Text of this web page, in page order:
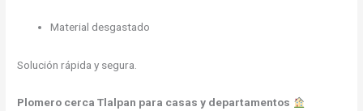
Material desgastado
Solución rápida y segura.
Plomero cerca Tlalpan para casas y departamentos